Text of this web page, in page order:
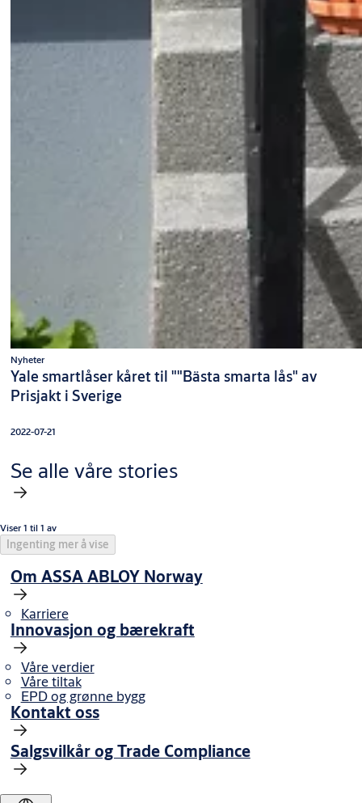
Nyheter
Yale smartlåser kåret til ""Bästa smarta lås" av
Prisjakt i Sverige
2022-07-21
Se alle våre stories
Viser 1 til 1 av
Ingenting mer å vise
Om ASSA ABLOY Norway
Karriere
Innovasjon og bærekraft
Våre verdier
Våre tiltak
EPD og grønne bygg
Kontakt oss
Salgsvilkår og Trade Compliance